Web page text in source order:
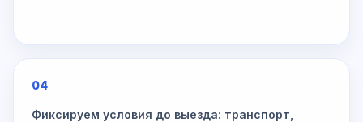
04
Фиксируем условия до выезда: транспорт,